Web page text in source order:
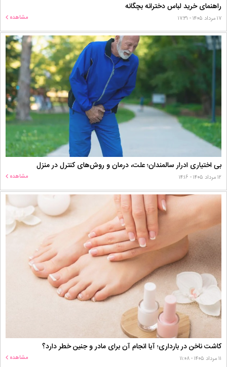
راهنمای خرید لباس دخترانه بچگانه
۱۷ مرداد ۱۴۰۵ - ۱۷:۳۱ مشاهده
بی اختیاری ادرار سالمندان؛ علت، درمان و روش‌های کنترل در منزل
۱۲ مرداد ۱۴۰۵ - ۱۴:۱۶ مشاهده
کاشت ناخن در بارداری؛ آیا انجام آن برای مادر و جنین خطر دارد؟
۱۱ مرداد ۱۴۰۵ - ۱۱:۰۸ مشاهده